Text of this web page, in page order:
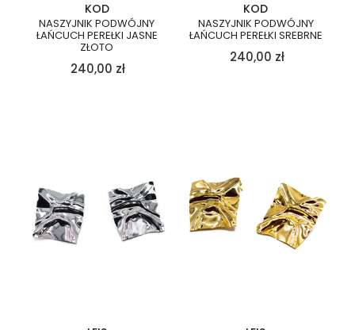
KOD
NASZYJNIK PODWÓJNY
ŁAŃCUCH PEREŁKI JASNE
ZŁOTO
240,00 zł
KOD
NASZYJNIK PODWÓJNY
ŁAŃCUCH PEREŁKI SREBRNE
240,00 zł